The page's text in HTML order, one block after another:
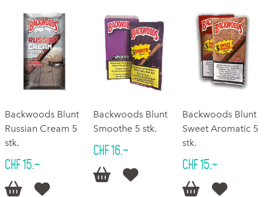
Backwoods Blunt
Russian Cream 5
stk.
CHF 15.–
 
Backwoods Blunt
Smoothe 5 stk.
CHF 16.–
 
Backwoods Blunt
Sweet Aromatic 5
stk.
CHF 15.–
 